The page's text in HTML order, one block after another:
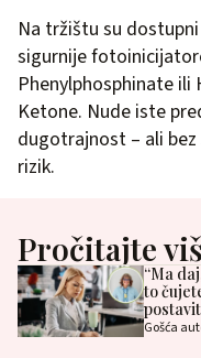
Na tržištu su
sigurnije
Phenylphosphinate ili
Ketone. Nude iste
dugotrajnost – ali
rizik.
Pročitajte
“Ma
to
Gošća